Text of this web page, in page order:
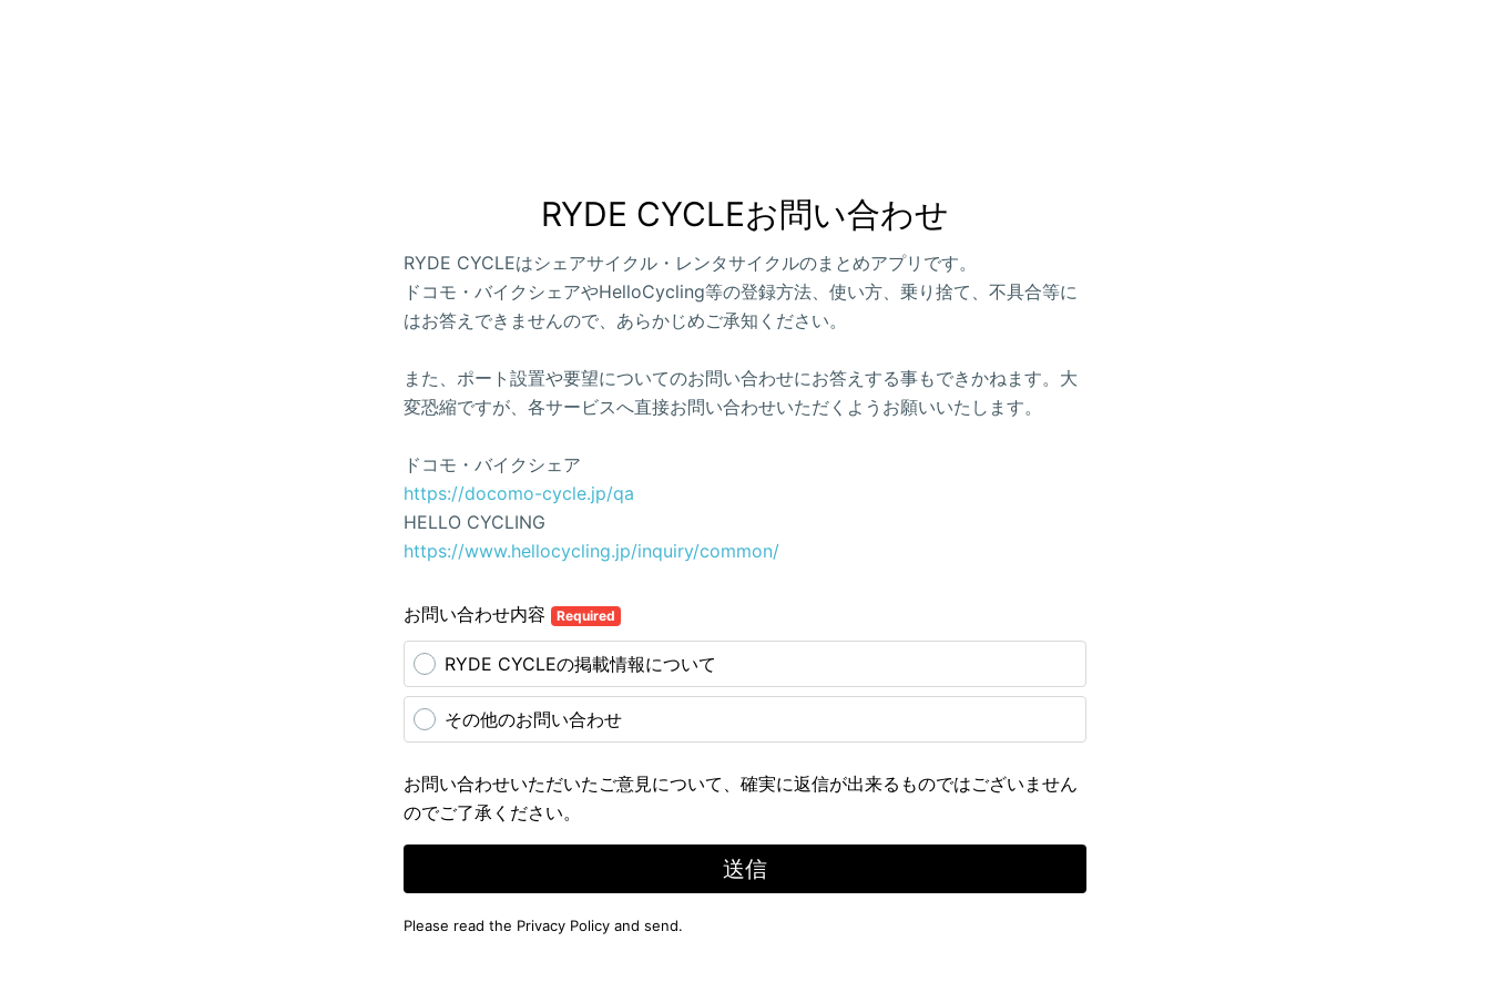
RYDE CYCLEお問い合わせ
RYDE CYCLEはシェアサイクル・レンタサイクルのまとめアプリです。
ドコモ・バイクシェアやHelloCycling等の登録方法、使い方、乗り捨て、不具合等に
はお答えできませんので、あらかじめご承知ください。
また、ポート設置や要望についてのお問い合わせにお答えする事もできかねます。大
変恐縮ですが、各サービスへ直接お問い合わせいただくようお願いいたします。
ドコモ・バイクシェア
https://docomo-cycle.jp/qa
HELLO CYCLING
https://www.hellocycling.jp/inquiry/common/
お問い合わせ内容 Required
RYDE CYCLEの掲載情報について
その他のお問い合わせ
お問い合わせいただいたご意見について、確実に返信が出来るものではございません
のでご了承ください。
送信
Please read the Privacy Policy and send.